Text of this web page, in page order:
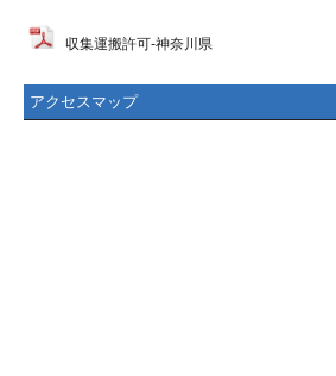
収集運搬許可-神奈川県
アクセスマップ